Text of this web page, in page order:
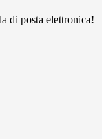
di posta elettronica!